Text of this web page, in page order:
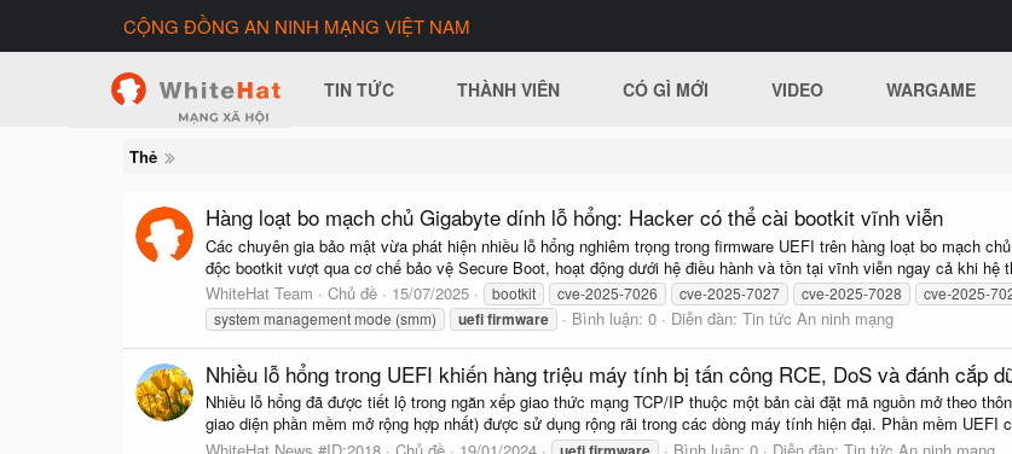
CỘNG ĐỒNG AN NINH MẠNG VIỆT NAM
TIN TỨC THÀNH VIÊN CÓ GÌ MỚI VIDEO WARGAME
Thẻ
Hàng loạt bo mạch chủ Gigabyte dính lỗ hổng: Hacker có thể cài bootkit vĩnh viễn
Các chuyên gia bảo mật vừa phát hiện nhiều lỗ hổng nghiêm trọng trong firmware UEFI trên hàng loạt bo mạch
độc bootkit vượt qua cơ chế bảo vệ Secure Boot, hoạt động dưới hệ điều hành và tồn tại vĩnh viễn ngay cả khi hệ
WhiteHat Team
Chủ đề 15/07/2025 bootkit cve-2025-7026 cve-2025-7027 cve-2025-7028 cve-2025-
system management mode (smm)
uefifirmware Bình luận: 0 Diễn đàn: Tin tức An ninh mạng
Nhiều lỗ hổng trong UEFI khiến hàng triệu máy tính bị tấn công RCE, DoS và đánh cắp
Nhiều lỗ hổng đã được tiết lộ trong ngăn xếp giao thức mạng TCP/IP thuộc một bản cài đặt mã nguồn mở theo
giao diện phần mềm mở rộng hợp nhất) được sử dụng rộng rãi trong các dòng máy tính hiện đại. Phần mềm UEFI
WhiteHat News #ID:2018
Chủ đề 19/01/2024 Bình luận: 0 Diễn đàn: Tin tức An ninh mạng